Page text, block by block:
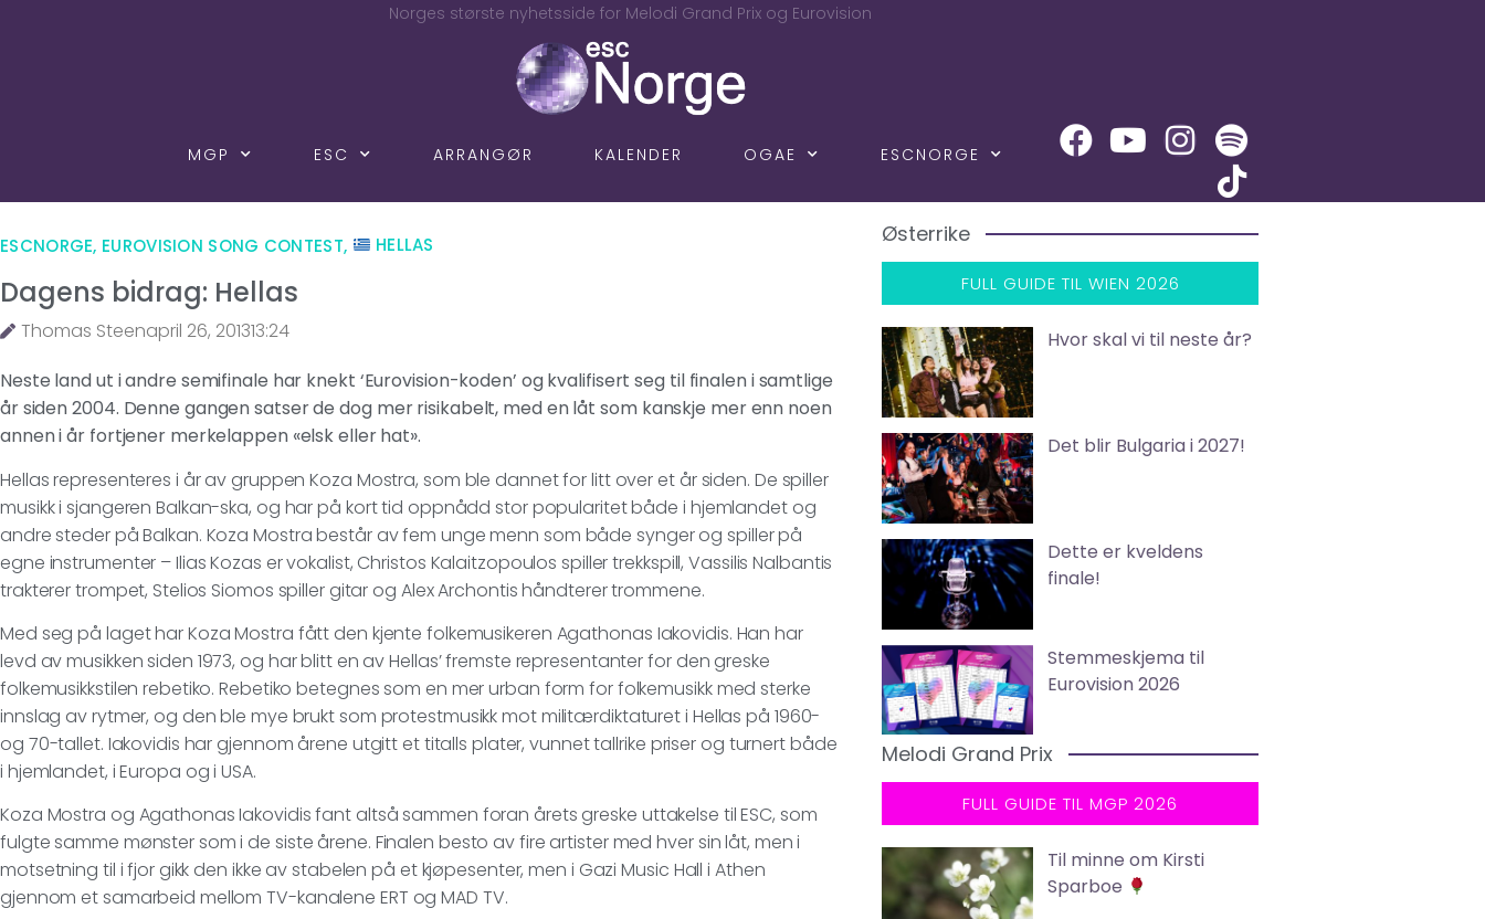
Norges største nyhetsside for Melodi Grand Prix og Eurovision
MGP ESC ARRANGØR KALENDER OGAE ESCNORGE
ESCNORGE, EUROVISION SONG CONTEST, HELLAS
Dagens bidrag: Hellas
Thomas Steenapril 26, 201313:24
Neste land ut i andre semifinale har knekt ‘Eurovision-koden’ og kvalifisert seg til finalen i samtlige
år siden 2004. Denne gangen satser de dog mer risikabelt, med en låt som kanskje mer enn noen
annen i år fortjener merkelappen «elsk eller hat».
Hellas representeres i år av gruppen Koza Mostra, som ble dannet for litt over et år siden. De spiller
musikk i sjangeren Balkan-ska, og har på kort tid oppnådd stor popularitet både i hjemlandet og
andre steder på Balkan. Koza Mostra består av fem unge menn som både synger og spiller på
egne instrumenter – Ilias Kozas er vokalist, Christos Kalaitzopoulos spiller trekkspill, Vassilis Nalbantis
trakterer trompet, Stelios Siomos spiller gitar og Alex Archontis håndterer trommene.
Med seg på laget har Koza Mostra fått den kjente folkemusikeren Agathonas Iakovidis. Han har
levd av musikken siden 1973, og har blitt en av Hellas’ fremste representanter for den greske
folkemusikkstilen rebetiko. Rebetiko betegnes som en mer urban form for folkemusikk med sterke
innslag av rytmer, og den ble mye brukt som protestmusikk mot militærdiktaturet i Hellas på 1960-
og 70-tallet. Iakovidis har gjennom årene utgitt et titalls plater, vunnet tallrike priser og turnert både
i hjemlandet, i Europa og i USA.
Koza Mostra og Agathonas Iakovidis fant altså sammen foran årets greske uttakelse til ESC, som
fulgte samme mønster som i de siste årene. Finalen besto av fire artister med hver sin låt, men i
motsetning til i fjor gikk den ikke av stabelen på et kjøpesenter, men i Gazi Music Hall i Athen
gjennom et samarbeid mellom TV-kanalene ERT og MAD TV.
Østerrike
FULL GUIDE TIL WIEN 2026
Hvor skal vi til neste år?
Det blir Bulgaria i 2027!
Dette er kveldens
finale!
Stemmeskjema til
Eurovision 2026
Melodi Grand Prix
FULL GUIDE TIL MGP 2026
Til minne om Kirsti
Sparboe